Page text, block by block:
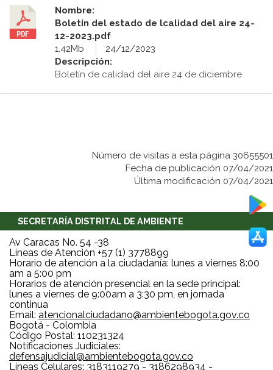
Nombre:
Boletín del estado de lcalidad del aire 24-
12-2023.pdf
1.42Mb
24/12/2023
Descripción:
Boletín de calidad del aire 24 de diciembre
Número de visitas a esta página 30655501
Fecha de publicación 07/04/2021
Última modificación 07/04/2021
SECRETARÍA DISTRITAL DE AMBIENTE
Av Caracas No. 54 -38
Líneas de Atención +57 (1) 3778899
Horario de atención a la ciudadanía: lunes a viernes 8:00
am a 5:00 pm
Horarios de atención presencial en la sede principal:
lunes a viernes de 9:00am a 3:30 pm, en jornada
continua
Email: atencionalciudadano@ambientebogota.gov.co
Bogotá - Colombia
Código Postal: 110231324
Notificaciones Judiciales:
defensajudicial@ambientebogota.gov.co
Líneas Celulares: 3183119279 - 3186298934 -